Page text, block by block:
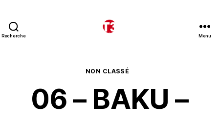
Recherche Menu
Catégories
NON CLASSÉ
06 – BAKU –